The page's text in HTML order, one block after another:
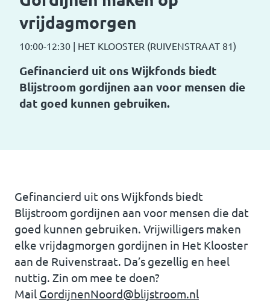
vrijdagmorgen
10:00-12:30 | HET KLOOSTER (RUIVENSTRAAT 81)
Gefinancierd uit ons Wijkfonds biedt
Blijstroom gordijnen aan voor mensen die
dat goed kunnen gebruiken.
Gefinancierd uit ons Wijkfonds biedt
Blijstroom gordijnen aan voor mensen die dat
goed kunnen gebruiken. Vrijwilligers maken
elke vrijdagmorgen gordijnen in Het Klooster
aan de Ruivenstraat. Da’s gezellig en heel
nuttig. Zin om mee te doen?
Mail GordijnenNoord@blijstroom.nl